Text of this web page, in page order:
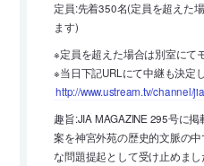
定員:先着350名(定員を超えた
ます)
※定員を超えた場合は別室にて
※当日下記URLにて中継も決定し
http://www.ustream.tv/channel/
趣旨:JIA MAGAZINE 295号に
案を神宮外苑の歴史的文脈の
な問題提起として受け止めま